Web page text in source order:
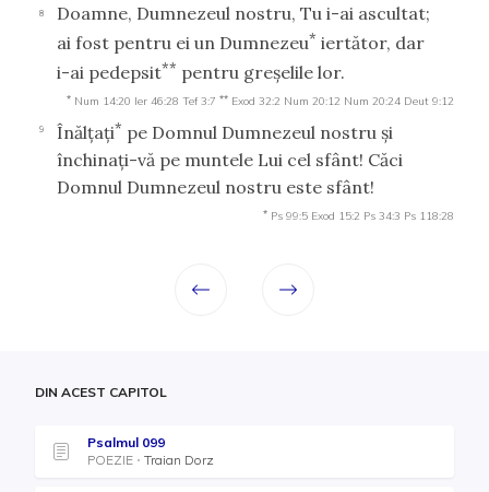
8
Doamne, Dumnezeul nostru, Tu i-ai ascultat;
ai fost pentru ei un Dumnezeu* iertător, dar
i-ai pedepsit** pentru greşelile lor.
* Num 14:20 Ier 46:28 Tef 3:7 ** Exod 32:2 Num 20:12 Num 20:24 Deut 9:12
9 Înălţaţi* pe Domnul Dumnezeul nostru şi
închinaţi-vă pe muntele Lui cel sfânt! Căci
Domnul Dumnezeul nostru este sfânt!
* Ps 99:5 Exod 15:2 Ps 34:3 Ps 118:28
DIN ACEST CAPITOL
Psalmul 099
POEZIE
Traian Dorz